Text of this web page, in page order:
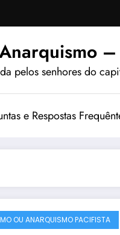
pelos senhores do
e Respostas
OU ANARQUISMO PACIFISTA